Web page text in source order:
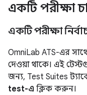
একটি পরীক্ষা
একটি পরীক্ষা
OmniLab ATS-এর
দেওয়া থাকে। এই
জন্য, Test Suites
test-এ ক্লিক করুন।